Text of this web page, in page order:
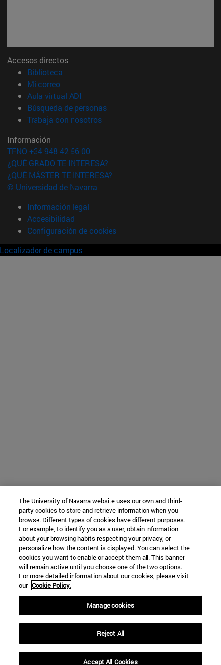
Accesos directos
Biblioteca
Mi correo(abre en nueva ventana)
Aula virtual ADI
Búsqueda de personas(abre en nueva ventana)
Trabaja con nosotros(abre en nueva ventana)
Información
TFNO +34 948 42 56 00
¿QUÉ GRADO TE INTERESA?
¿QUÉ MÁSTER TE INTERESA?
© Universidad de Navarra
Información legal
Accesibilidad
Configuración de cookies
Localizador de campus
The University of Navarra website uses our own and third-
party cookies to store and retrieve information when you
browse. Different types of cookies have different purposes.
For example, to identify you as a user, obtain information
about your browsing habits respecting your privacy, or
personalize how the content is displayed. You can select the
cookies you want to enable or accept them all. This banner
will remain active until you choose one of the two options.
For more detailed information about our cookies, please visit
our Cookie Policy.
Manage cookies
Reject All
Accept All Cookies